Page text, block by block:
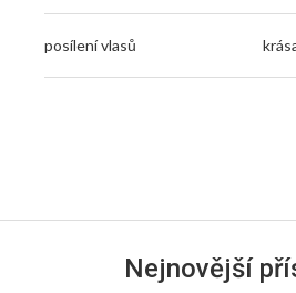
posílení vlasů
Nejnovější